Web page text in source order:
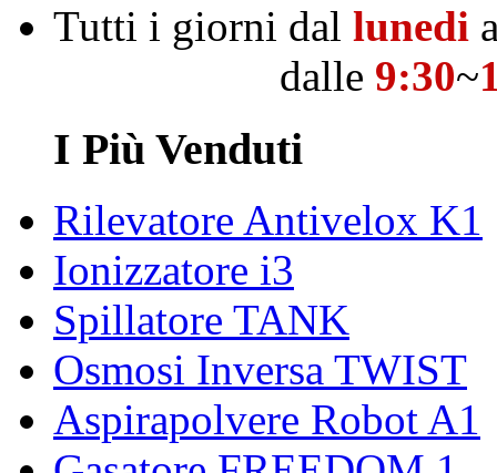
Tutti i giorni dal lunedi
dalle 9:30~
I Più Venduti
Rilevatore Antivelox K1
Ionizzatore i3
Spillatore TANK
Osmosi Inversa TWIST
Aspirapolvere Robot A1